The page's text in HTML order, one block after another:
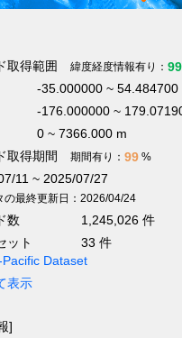
取得範囲 緯度経度情報有り： 99
-35.000000 ~ 54.484700
-176.000000 ~
0 ~ 7366.000 m
取得期間
期間有り： 99 %
11 ~ 2025/07/27
の最終更新日：2026/04/24
数
1,245,026 件
ット
33 件
Pacific Dataset
表示
]